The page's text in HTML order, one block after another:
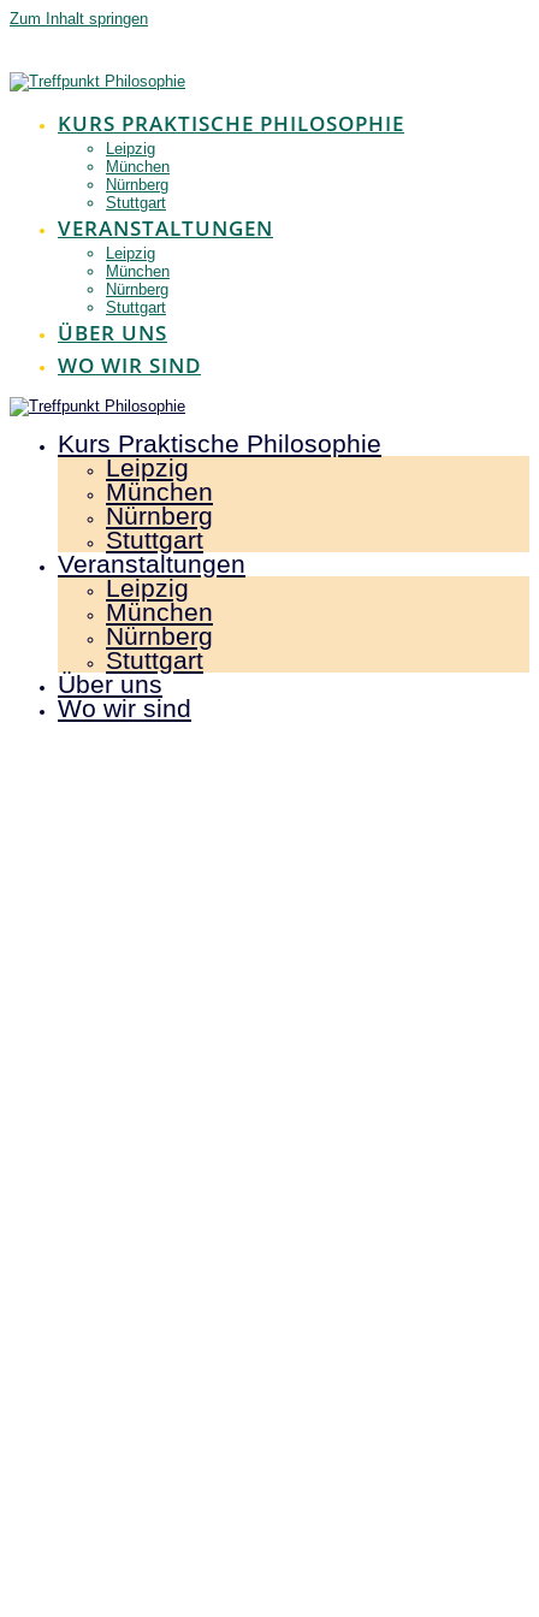
Zum Inhalt springen
KURS PRAKTISCHE PHILOSOPHIE
Leipzig
München
Nürnberg
Stuttgart
VERANSTALTUNGEN
Leipzig
München
Nürnberg
Stuttgart
ÜBER UNS
WO WIR SIND
Kurs Praktische Philosophie
Leipzig
München
Nürnberg
Stuttgart
Veranstaltungen
Leipzig
München
Nürnberg
Stuttgart
Über uns
Wo wir sind